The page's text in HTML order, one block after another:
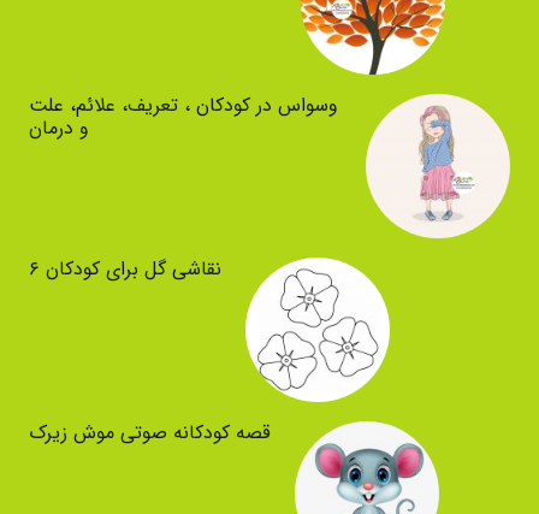
وسواس در کودکان ، تعریف، علائم، علت
و درمان
نقاشی گل برای کودکان ۶
قصه کودکانه صوتی موش زیرک